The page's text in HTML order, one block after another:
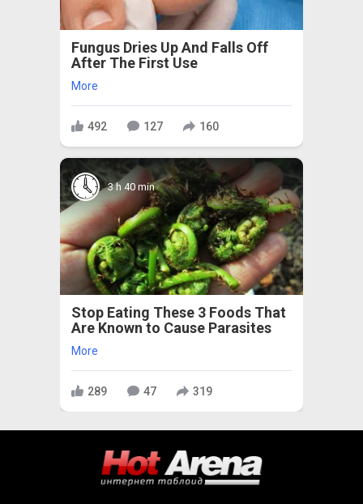
Fungus Dries Up And Falls Off
After The First Use
More
492 127 160
3 h 40 min
Stop Eating These 3 Foods That
Are Known to Cause Parasites
More
289 47 319